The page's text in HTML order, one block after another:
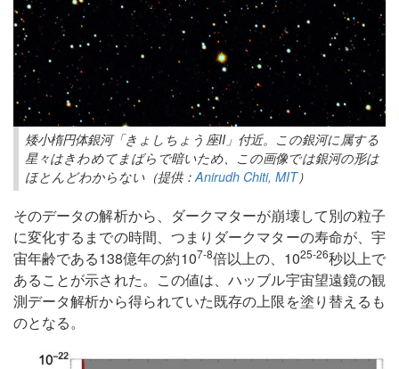
矮小楕円体銀河「きょしちょう座II」付近。この銀河に属する
星々はきわめてまばらで暗いため、この画像では銀河の形は
ほとんどわからない（提供：Anirudh Chiti, MIT）
そのデータの解析から、ダークマターが崩壊して別の粒子
に変化するまでの時間、つまりダークマターの寿命が、宇
宙年齢である138億年の約107-8倍以上の、1025-26秒以上で
あることが示された。この値は、ハッブル宇宙望遠鏡の観
測データ解析から得られていた既存の上限を塗り替えるも
のとなる。